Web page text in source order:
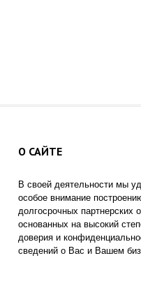
О САЙТЕ
В своей деятельности мы
особое внимание
долгосрочных партнерских
основанных на высокий
доверия и
сведений о Вас и Вашем